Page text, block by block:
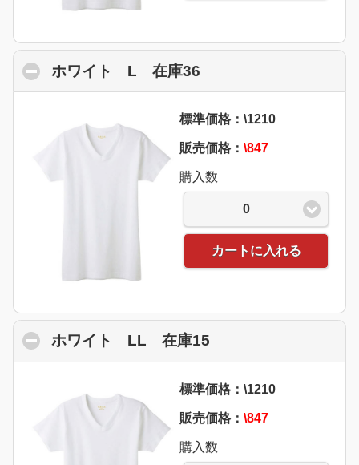
ホワイト L 在庫36
標準価格：\1210
販売価格： \847
購入数
0
カートに入れる
ホワイト LL 在庫15
標準価格：\1210
販売価格： \847
購入数